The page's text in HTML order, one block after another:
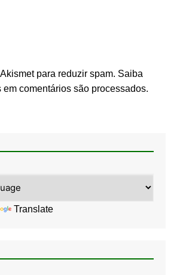
para reduzir spam. Saiba
em comentários são processados.
Translate